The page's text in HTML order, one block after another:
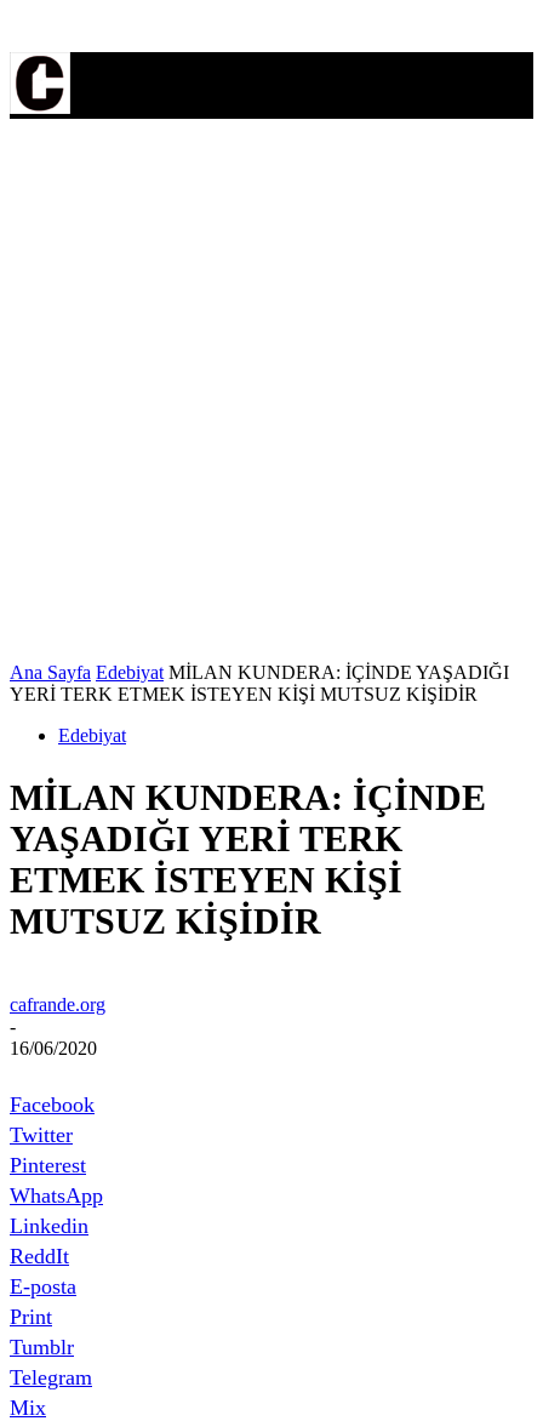
Ana Sayfa Edebiyat MİLAN KUNDERA: İÇİNDE YAŞADIĞI
YERİ TERK ETMEK İSTEYEN KİŞİ MUTSUZ KİŞİDİR
Edebiyat
MİLAN KUNDERA: İÇİNDE
YAŞADIĞI YERİ TERK
ETMEK İSTEYEN KİŞİ
MUTSUZ KİŞİDİR
cafrande.org
-
16/06/2020
Facebook
Twitter
Pinterest
WhatsApp
Linkedin
ReddIt
E-posta
Print
Tumblr
Telegram
Mix